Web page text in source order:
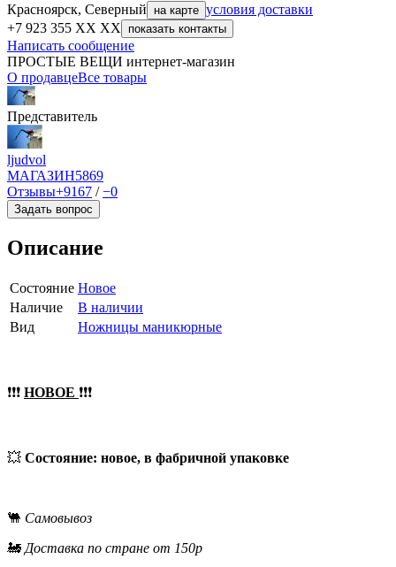
Красноярск, Северный
на карте условия доставки
+7 923 355 XX XX
показать контакты
Написать сообщение
ПРОСТЫЕ ВЕЩИ интернет-магазин
О продавцеВсе товары
Представитель
ljudvol
МАГАЗИН5869
Отзывы+9167 /−0
Задать вопрос
Описание
Состояние Новое
Наличие
В наличии
Вид
Ножницы маникюрные
❗❗❗ НОВОЕ ❗❗❗
💥 Состояние: новое, в фабричной упаковке
🐫 Самовывоз
🚂 Доставка по стране от 150р